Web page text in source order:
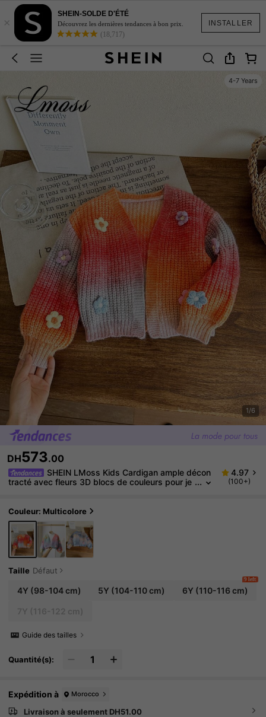
INSTALLER
×
SHEIN-SOLDE D'ÉTÉ
Découvrez les dernières tendances à bon prix.
(18,717)
4-7 Years
1/6
DH573.00
SHEIN LMoss Kids Cardigan ample décon
tracté avec fleurs 3D blocs de couleurs pour je
4.97
(100+)
Couleur: Multicolore
Taille Défaut
4Y (98-104 cm) 5Y (104-110 cm) 6Y (110-116 cm)
9 left
Guide des tailles
Quantité(s):
Expédition à Morocco
Livraison à seulement DH51.00